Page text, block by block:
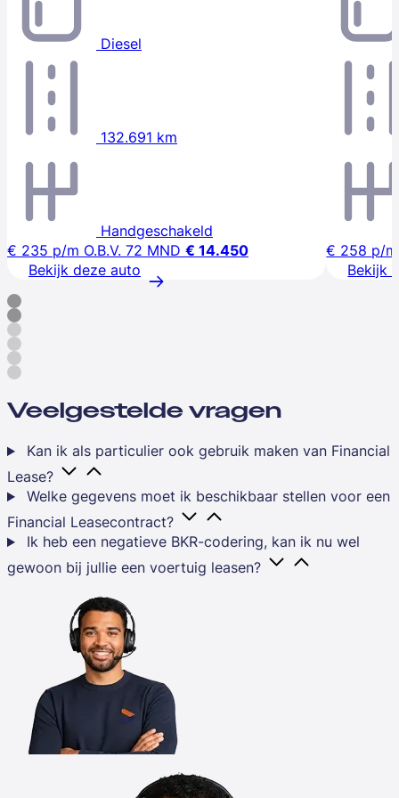
Diesel
132.691 km
Handgeschakeld
€ 235 p/m O.B.V. 72 MND € 14.450
Bekijk deze auto
€ 258 p/m
Bekijk
Veelgestelde vragen
Kan ik als particulier ook gebruik maken van Financial
Lease?
Welke gegevens moet ik beschikbaar stellen voor een
Financial Leasecontract?
Ik heb een negatieve BKR-codering, kan ik nu wel
gewoon bij jullie een voertuig leasen?